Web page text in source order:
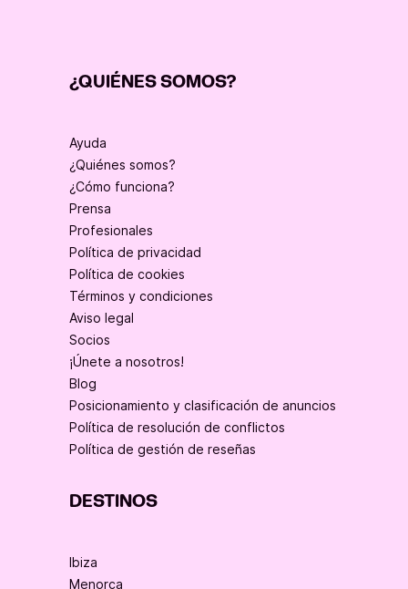
¿QUIÉNES SOMOS?
Ayuda
¿Quiénes somos?
¿Cómo funciona?
Prensa
Profesionales
Política de privacidad
Política de cookies
Términos y condiciones
Aviso legal
Socios
¡Únete a nosotros!
Blog
Posicionamiento y clasificación de anuncios
Política de resolución de conflictos
Política de gestión de reseñas
DESTINOS
Ibiza
Menorca